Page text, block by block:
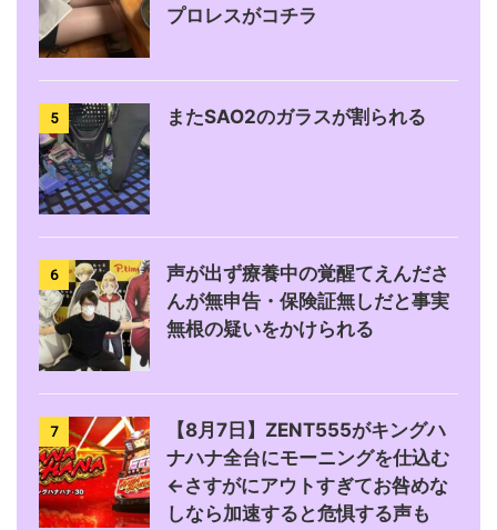
プロレスがコチラ
5 またSAO2のガラスが割られる
6
声が出ず療養中の覚醒てえんださ
んが無申告・保険証無しだと事実
無根の疑いをかけられる
7
【8月7日】ZENT555がキングハ
ナハナ全台にモーニングを仕込む
←さすがにアウトすぎてお咎めな
しなら加速すると危惧する声も